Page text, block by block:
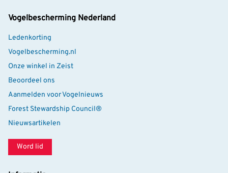
Vogelbescherming Nederland
Ledenkorting
Vogelbescherming.nl
Onze winkel in Zeist
Beoordeel ons
Aanmelden voor Vogelnieuws
Forest Stewardship Council®
Nieuwsartikelen
Word lid